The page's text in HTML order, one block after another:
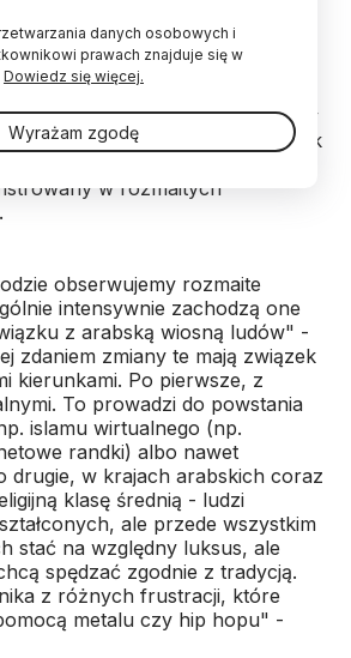
to dwa pojęcia często sobie
zwróciła uwagę dr Katarzyna
z Wydziału Orientalistycznego
Na wykładzie pt. "Czy
przekonywała jednak, że obok
w rozmaitych
obserwujemy rozmaite
intensywnie zachodzą one
z arabską wiosną ludów" -
zdaniem zmiany te mają związek
kierunkami. Po pierwsze, z
To prowadzi do powstania
islamu wirtualnego (np.
randki) albo nawet
drugie, w krajach arabskich coraz
klasę średnią - ludzi
ale przede wszystkim
stać na względny luksus, ale
spędzać zgodnie z tradycją.
z różnych frustracji, które
metalu czy hip hopu" -
danych osobowych i
prawach znajduje się w
Dowiedz się więcej.
Wyrażam zgodę